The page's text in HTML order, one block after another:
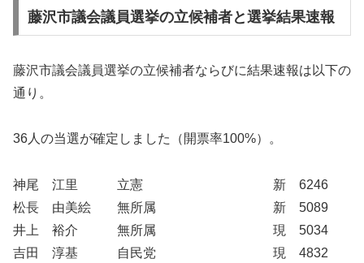
藤沢市議会議員選挙の立候補者と選挙結果速報
藤沢市議会議員選挙の立候補者ならびに結果速報は以下の
通り。
36人の当選が確定しました（開票率100%）。
神尾 江里 立憲 新 6246
松長 由美絵 無所属 新 5089
井上 裕介 無所属 現 5034
吉田 淳基 自民党 現 4832